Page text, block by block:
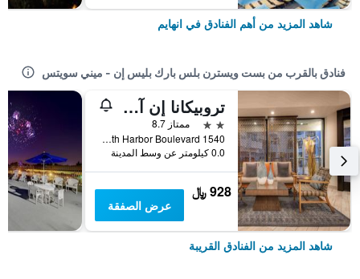
شاهد المزيد من أهم الفنادق في انهايم
فنادق بالقرب من بست ويسترن بلس بارك بليس إن - ميني سويتس
تروبيكانا إن آند سويتس
2 نجمتين
ممتاز 8.7
1540 South Harbor Boulevard, انهايم, CA, الولايات المتحدة الأميريكية
0.0 كيلومتر عن وسط المدينة
928 ﷼
عرض الصفقة
شاهد المزيد من الفنادق القريبة